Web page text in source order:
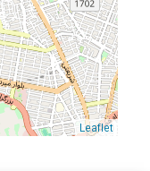
Leaflet